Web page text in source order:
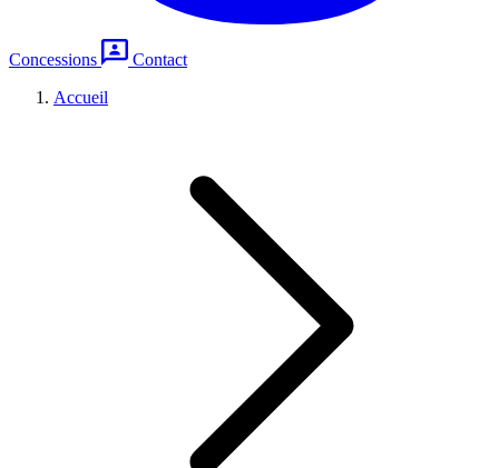
Concessions
Contact
Accueil